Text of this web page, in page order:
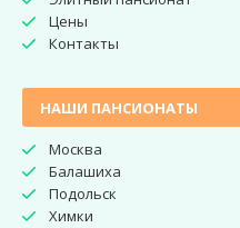
Цены
Контакты
НАШИ ПАНСИОНАТЫ
Москва
Балашиха
Подольск
Химки